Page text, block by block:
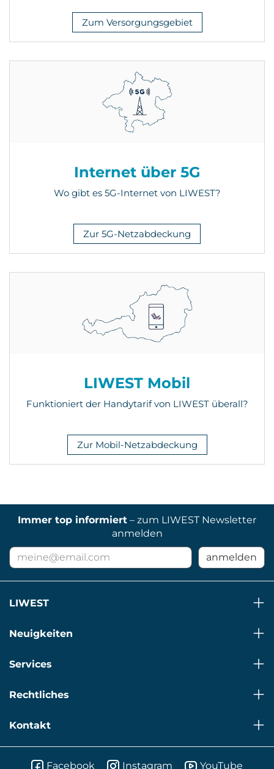
Zum Versorgungsgebiet
Internet über 5G
Wo gibt es 5G-Internet von LIWEST?
Zur 5G-Netzabdeckung
LIWEST Mobil
Funktioniert der Handytarif von LIWEST überall?
Zur Mobil-Netzabdeckung
Immer top informiert – zum LIWEST Newsletter
anmelden
Mail
Adresse
anmelden
LIWEST
Neuigkeiten
Services
Rechtliches
Kontakt
Facebook Instagram YouTube